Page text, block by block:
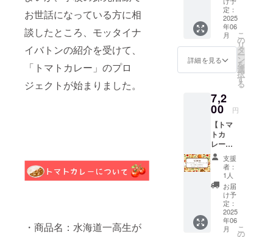
お世話になっている方に相
談したところ、モッタイナ
イバトンの紹介を受けて、
「トマトカレー」のプロ
ジェクトが始まりました。
・商品名：水海道一高生が
ルや注
意書き
をご確
認くだ
さい。
※備考欄
ご記入
くださ
い。 ※
掲載期
間：
2025年
6月から
2025年
12月末
まで
付され
たラベ
ルや注
意書き
をご確
認くだ
※常総市
お受け
取りと
す。 ※
受け取
り日時
の調整
方法：
日時の
調整や
受け取
り場所
の住所
はメー
ルもし
後にト
マトカ
レーを8
パック
お送り
しま
す。 ※
150gと
なりま
す。 ※
原材料
及び添
加物等
の食品
表示は
お届け
商品の
ラベル
に表記
されま
す。 商
品開封
定：
2025
年06
月
詳細を見る
こ
の
リ
タ
ー
ン
を
選
択
す
る
7,2
00 円
【トマ
トカ
レーギ
フト
コー
ス】
カレー
10食分
を、大
切な方
にプレ
ゼント
支援
者：
1人
お届
け予
定：
2025
年06
月
こ
の